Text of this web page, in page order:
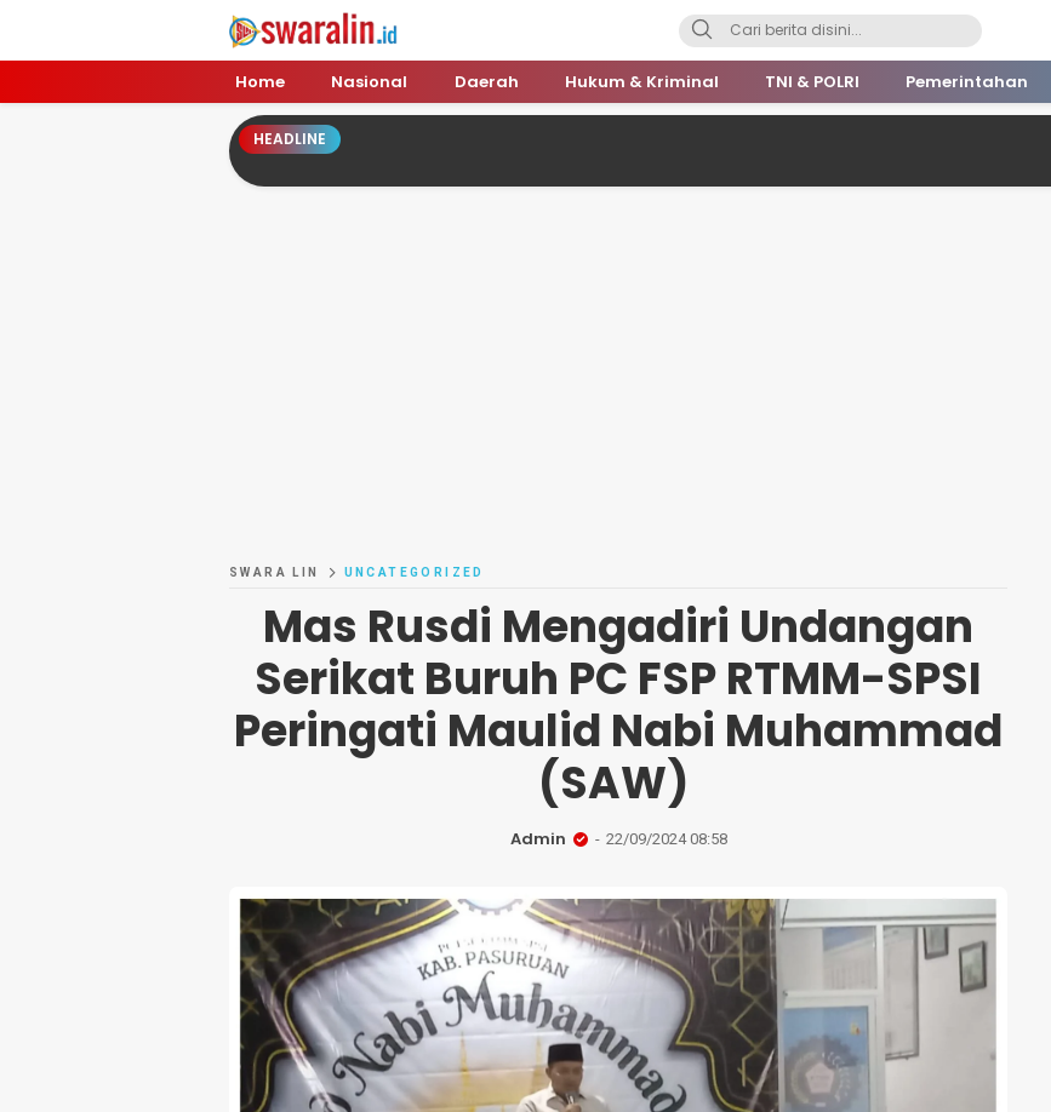
Swara Lin
Independent, Tajam & Profesional
Home Nasional Daerah Hukum & Kriminal TNI & POLRI Pemerintahan
HEADLINE
SWARA LIN UNCATEGORIZED
Mas Rusdi Mengadiri Undangan
Serikat Buruh PC FSP RTMM-SPSI
Peringati Maulid Nabi Muhammad
(SAW)
Admin 22/09/2024 08:58